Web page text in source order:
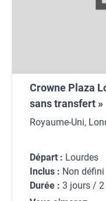
Crowne Plaza
sans transfert »
Royaume-Uni,
Départ : Lourdes
Inclus : Non défini
Durée : 3 jours /